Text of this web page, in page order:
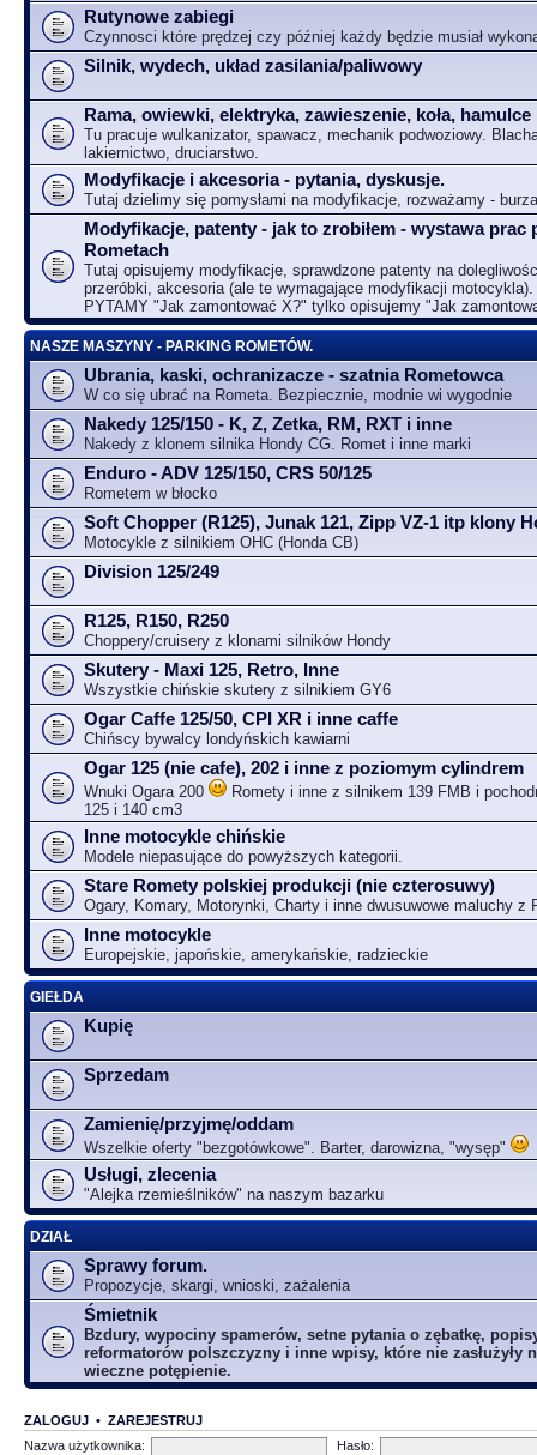
Rutynowe zabiegi
Czynnosci które prędzej czy później każdy będzie musiał
Silnik, wydech, układ zasilania/paliwowy
Rama, owiewki, elektryka, zawieszenie, koła, hamulce
Tu pracuje wulkanizator, spawacz, mechanik podwoziowy.
lakiernictwo, druciarstwo.
Modyfikacje i akcesoria - pytania, dyskusje.
Tutaj dzielimy się pomysłami na modyfikacje, rozważamy -
Modyfikacje, patenty - jak to zrobiłem - wystawa prac
Rometach
Tutaj opisujemy modyfikacje, sprawdzone patenty na
przeróbki, akcesoria (ale te wymagające modyfikacji
PYTAMY "Jak zamontować X?" tylko opisujemy "Jak
NASZE MASZYNY - PARKING ROMETÓW.
Ubrania, kaski, ochranizacze - szatnia Rometowca
W co się ubrać na Rometa. Bezpiecznie, modnie wi wygodnie
Nakedy 125/150 - K, Z, Zetka, RM, RXT i inne
Nakedy z klonem silnika Hondy CG. Romet i inne marki
Enduro - ADV 125/150, CRS 50/125
Rometem w błocko
Soft Chopper (R125), Junak 121, Zipp VZ-1 itp klony
Motocykle z silnikiem OHC (Honda CB)
Division 125/249
R125, R150, R250
Choppery/cruisery z klonami silników Hondy
Skutery - Maxi 125, Retro, Inne
Wszystkie chińskie skutery z silnikiem GY6
Ogar Caffe 125/50, CPI XR i inne caffe
Chińscy bywalcy londyńskich kawiarni
Ogar 125 (nie cafe), 202 i inne z poziomym cylindrem
Wnuki Ogara 200
Romety i inne z silnikem 139 FMB i
125 i 140 cm3
Inne motocykle chińskie
Modele niepasujące do powyższych kategorii.
Stare Romety polskiej produkcji (nie czterosuwy)
Ogary, Komary, Motorynki, Charty i inne dwusuwowe maluchy z
Inne motocykle
Europejskie, japońskie, amerykańskie, radzieckie
GIEŁDA
Kupię
Sprzedam
Zamienię/przyjmę/oddam
Wszelkie oferty "bezgotówkowe". Barter, darowizna, "wysęp"
Usługi, zlecenia
"Alejka rzemieślników" na naszym bazarku
DZIAŁ
Sprawy forum.
Propozycje, skargi, wnioski, zażalenia
Śmietnik
Bzdury, wypociny spamerów, setne pytania o zębatkę,
reformatorów polszczyzny i inne wpisy, które nie zasłużyły
wieczne potępienie.
ZALOGUJ • ZAREJESTRUJ
Nazwa użytkownika:
Hasło: